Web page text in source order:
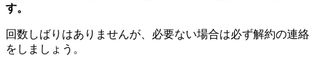
す。
回数しばりはありませんが、必要ない場合は必ず解約の連絡
をしましょう。